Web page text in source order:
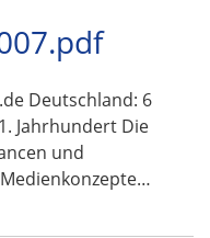
Deutschland: 6
Jahrhundert Die
und